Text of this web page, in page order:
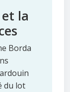
la
Borda
du lot